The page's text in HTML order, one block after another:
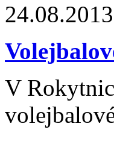
24.08.2013
V